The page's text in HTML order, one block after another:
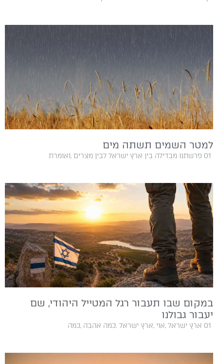
למטר השמים תשתה מים
01‭ ‬ פרשתנו‭ ‬מבדילה‭ ‬בין‭ ‬ארץ‭ ‬ישראל‭ ‬לבין‭ ‬מצרים‭, ‬ואומרת‭
במקום שבו תעבור רגל המטייל היהודי, שם
יעבור גבולנו
01‭ ‬ ארץ‭ ‬ישראל‭, ‬אוי‭, ‬ארץ‭ ‬ישראל‭. ‬כמה‭ ‬אהבה‭, ‬כמה‭